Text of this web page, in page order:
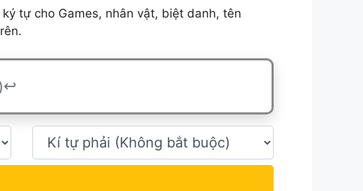
tự cho Games, nhân vật, biệt danh, tên